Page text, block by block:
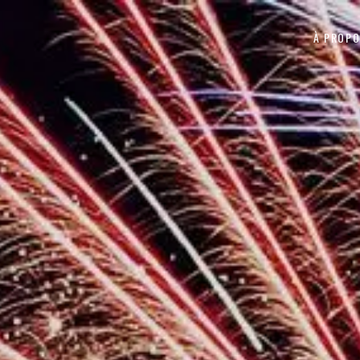
Aller au contenu
À